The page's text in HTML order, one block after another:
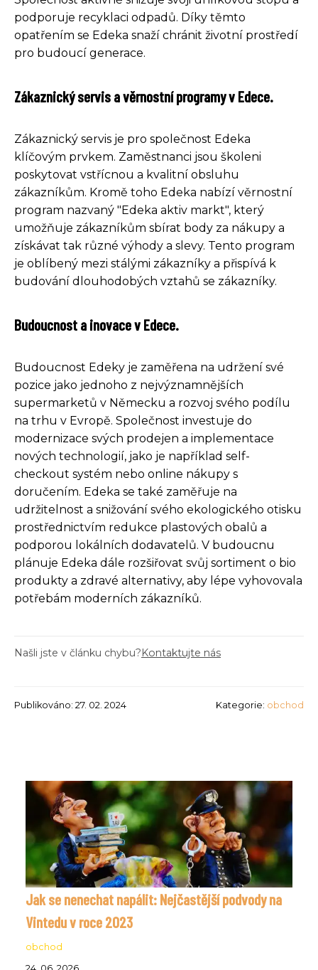
podporuje recyklaci odpadů. Díky těmto
opatřením se Edeka snaží chránit životní prostředí
pro budoucí generace.
Zákaznický servis a věrnostní programy v Edece.
Zákaznický servis je pro společnost Edeka
klíčovým prvkem. Zaměstnanci jsou školeni
poskytovat vstřícnou a kvalitní obsluhu
zákazníkům. Kromě toho Edeka nabízí věrnostní
program nazvaný "Edeka aktiv markt", který
umožňuje zákazníkům sbírat body za nákupy a
získávat tak různé výhody a slevy. Tento program
je oblíbený mezi stálými zákazníky a přispívá k
budování dlouhodobých vztahů se zákazníky.
Budoucnost a inovace v Edece.
Budoucnost Edeky je zaměřena na udržení své
pozice jako jednoho z nejvýznamnějších
supermarketů v Německu a rozvoj svého podílu
na trhu v Evropě. Společnost investuje do
modernizace svých prodejen a implementace
nových technologií, jako je například self-
checkout systém nebo online nákupy s
doručením. Edeka se také zaměřuje na
udržitelnost a snižování svého ekologického otisku
prostřednictvím redukce plastových obalů a
podporou lokálních dodavatelů. V budoucnu
plánuje Edeka dále rozšiřovat svůj sortiment o bio
produkty a zdravé alternativy, aby lépe vyhovovala
potřebám moderních zákazníků.
Našli jste v článku chybu?Kontaktujte nás
Publikováno: 27. 02. 2024 Kategorie: obchod
Jak se nenechat napálit: Nejčastější podvody na
Vintedu v roce 2023
obchod